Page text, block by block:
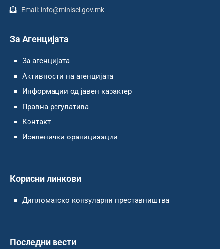
Email: info@minisel.gov.mk
За Агенцијата
За агенцијата
Активности на агенцијата
Информации од јавен карактер
Правна регулатива
Контакт
Иселенички ораницизации
Корисни линкови
Дипломатско конзуларни преставништва
Последни вести